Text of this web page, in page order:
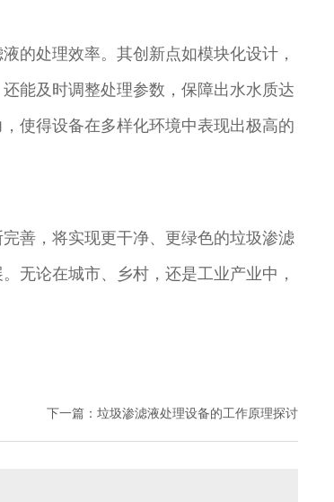
的处理效率。其创新点如模块化设计，
能及时调整处理参数，保障出水水质达
使得设备在多样化环境中表现出极高的
善，将实现更干净、更绿色的垃圾渗滤
无论在城市、乡村，还是工业产业中，
下一篇： 垃圾渗滤液处理设备的工作原理探讨